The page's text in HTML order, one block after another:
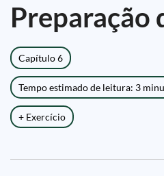
Preparação
Capítulo 6
Tempo estimado de leitura: 3
+ Exercício